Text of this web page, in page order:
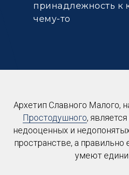
принадлежность к
чему-то
Архетип Славного Малого,
Простодушного,
недооценных и
пространстве, а правильно
умеют